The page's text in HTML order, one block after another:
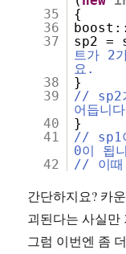
35
{
36
37
sp2 =
트가 2
요.
38
}
39
// sp2
어듭니
40
}
41
// sp1
0이 됩
42
// 이때
간단하지요? 카
괴된다는 사실만
그럼 이번엔 좀